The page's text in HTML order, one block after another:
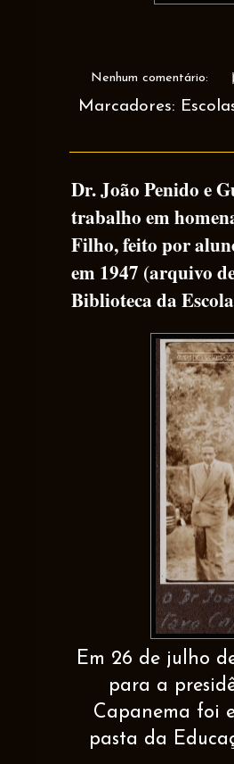
Nenhum comentário:
Marcadores:
Dr. João Penido e
trabalho em
Filho, feito por
em 1947 (arquivo
Biblioteca da
Em 26 de julho
para a
Capanema foi
pasta da